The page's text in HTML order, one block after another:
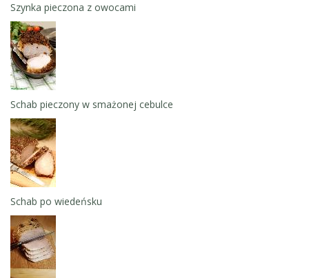
Szynka pieczona z owocami
Schab pieczony w smażonej cebulce
Schab po wiedeńsku